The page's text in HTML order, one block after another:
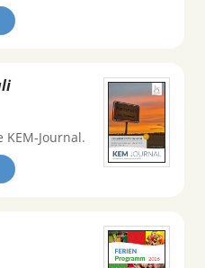
KEM-Journal.